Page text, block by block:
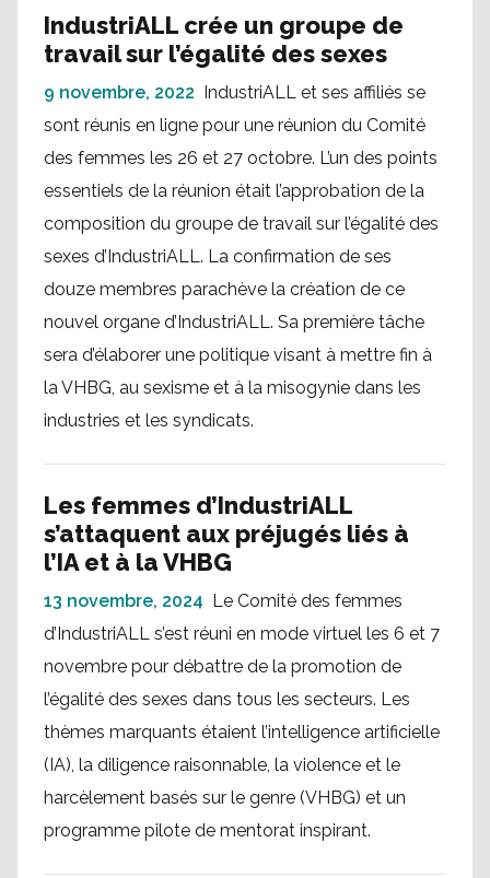
IndustriALL crée un groupe de
travail sur l’égalité des sexes
9 novembre, 2022 IndustriALL et ses affiliés se
sont réunis en ligne pour une réunion du Comité
des femmes les 26 et 27 octobre. L’un des points
essentiels de la réunion était l’approbation de la
composition du groupe de travail sur l’égalité des
sexes d’IndustriALL. La confirmation de ses
douze membres parachève la création de ce
nouvel organe d’IndustriALL. Sa première tâche
sera d’élaborer une politique visant à mettre fin à
la VHBG, au sexisme et à la misogynie dans les
industries et les syndicats.
Les femmes d’IndustriALL
s’attaquent aux préjugés liés à
l’IA et à la VHBG
13 novembre, 2024 Le Comité des femmes
d’IndustriALL s’est réuni en mode virtuel les 6 et 7
novembre pour débattre de la promotion de
l’égalité des sexes dans tous les secteurs. Les
thèmes marquants étaient l’intelligence artificielle
(IA), la diligence raisonnable, la violence et le
harcèlement basés sur le genre (VHBG) et un
programme pilote de mentorat inspirant.